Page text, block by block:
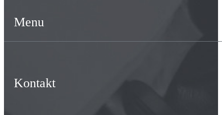
Menu
Kontakt